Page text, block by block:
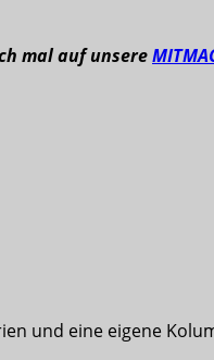
mal auf unsere
und eine eigene